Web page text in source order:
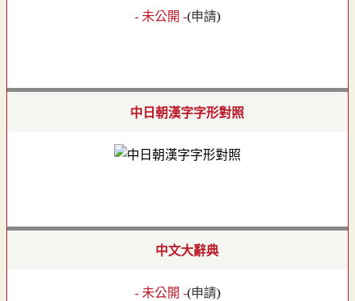
- 未公開 -(申請)
中日朝漢字字形對照
中文大辭典
- 未公開 -(申請)